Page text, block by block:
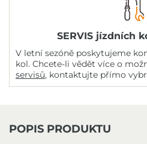
SERVIS jízdních
V letní sezóně poskytujeme
kol. Chcete-li vědět více o
servisů, kontaktujte přímo
POPIS PRODUKTU